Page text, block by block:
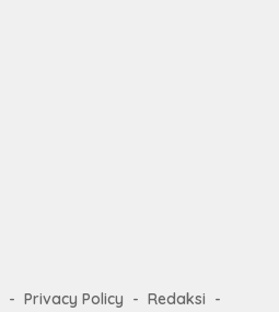
Privacy Policy Redaksi